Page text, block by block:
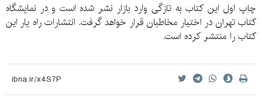
چاپ اول این کتاب به تازگی وارد بازار نشر شده است و در نمایشگاه
کتاب تهران در اختیار مخاطبان قرار خواهد گرفت. انتشارات راه‌ یار این
کتاب را منتشر کرده است.